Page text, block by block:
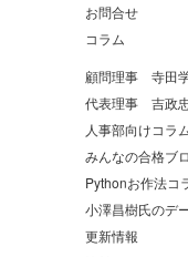
お問合せ
コラム
顧問理事 寺田
代表理事 吉政
人事部向けコラ
みんなの合格ブ
Pythonお作法コ
小澤昌樹氏のデ
更新情報